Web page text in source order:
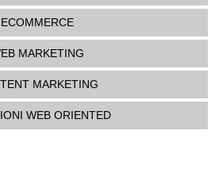
ECOMMERCE
MARKETING
MARKETING
WEB ORIENTED